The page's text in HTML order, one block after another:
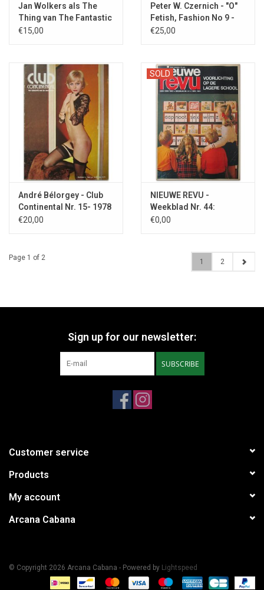
Jan Wolkers als The
Thing van The Fantastic
Four - 2006
€15,00
Peter W. Czernich - "O"
Fetish, Fashion No 9 -
1991
€25,00
André Bélorgey - Club
Continental Nr. 15- 1978
€20,00
SOLD
NIEUWE REVU -
Weekblad Nr. 44:
November 1969
€0,00
Page 1 of 2 1 2
Sign up for our newsletter:
SUBSCRIBE
Customer service
Products
My account
Arcana Cabana
© Copyright 2026 Arcana Cabana - Powered by Lightspeed